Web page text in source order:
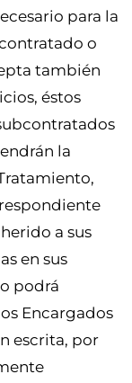
para la
o
también
éstos
la
a sus
en sus
podrá
Encargados
escrita, por